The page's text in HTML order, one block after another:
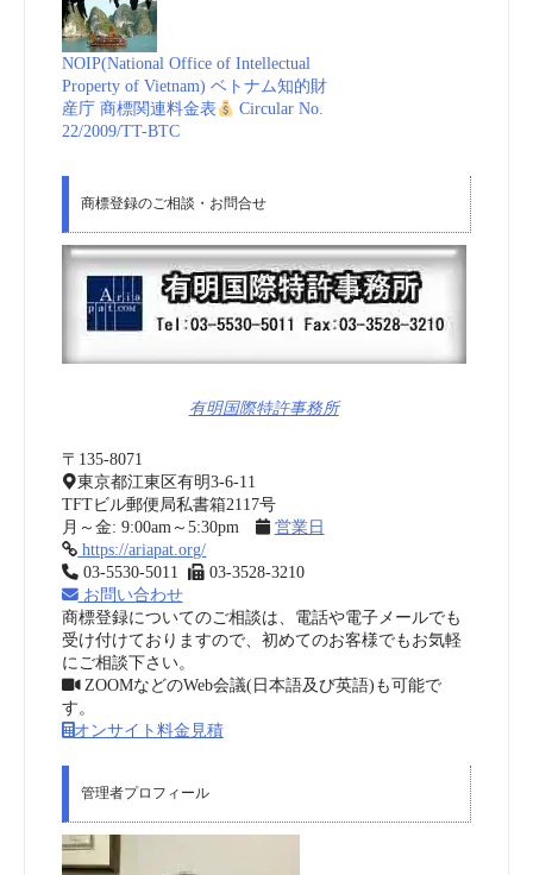
NOIP(National Office of Intellectual
Property of Vietnam) ベトナム知的財
産庁 商標関連料金表
Circular No.
22/2009/TT-BTC
商標登録のご相談・お問合せ
有明国際特許事務所
〒135-8071
東京都江東区有明3-6-11
TFTビル郵便局私書箱2117号
月～金: 9:00am～5:30pm
営業日
https://ariapat.org/
03-5530-5011
03-3528-3210
お問い合わせ
商標登録についてのご相談は、電話や電子メールでも
受け付けておりますので、初めてのお客様でもお気軽
にご相談下さい。
ZOOMなどのWeb会議(日本語及び英語)も可能で
す。
オンサイト料金見積
管理者プロフィール